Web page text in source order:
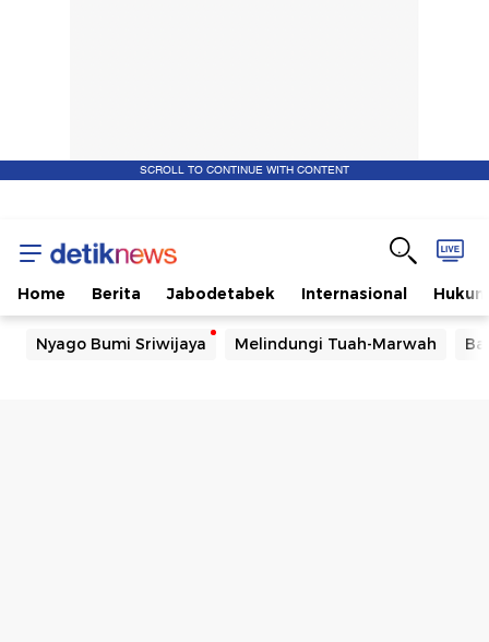
SCROLL TO CONTINUE WITH CONTENT
Home Berita Jabodetabek Internasional Hukum
Nyago Bumi Sriwijaya Melindungi Tuah-Marwah